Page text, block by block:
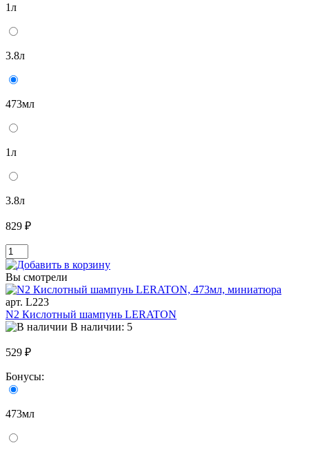
1л
3.8л
473мл
1л
3.8л
829 ₽
Вы смотрели
арт. L223
N2 Кислотный шампунь LERATON
В наличии: 5
529 ₽
Бонусы:
473мл